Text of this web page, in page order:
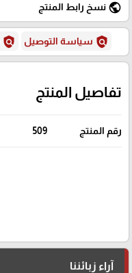
public نسخ رابط المنتج
policy سياسة التوصيل policy
تفاصيل المنتج
رقم المنتج 509
آراء زبائننا